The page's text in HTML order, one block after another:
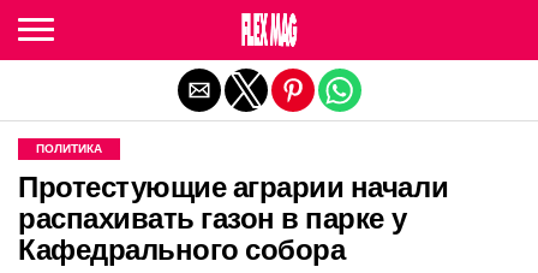
ПОЛИТИКА
Протестующие аграрии начали
распахивать газон в парке у
Кафедрального собора
Exit mobile version